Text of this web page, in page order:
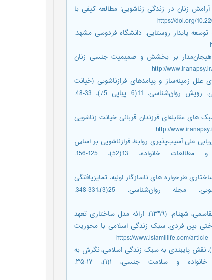
باستانی، سوسن. (1394). تجربه احساس آرامش زنان در زندگی زناشویی: مطالعه کیفی با
زن و توسعه پایدار روستایی. دانشگاه فردوسی مشهد.
(1403). اثربخشی زوج‌درمانی هیجان‌مدار بر بخشش و صمیمیت جنسی زنان
اعظم. الهیاری، وحید. پرویزی، فردین. (1401). واکاوی علل زمینه‌ساز و پیامدهای فرازناشویی (خیانت
زناشویی) از دیدگاه جوانان متأهل شهر کرمانشاه: یک مطالعه زمینه‌ایی. رویش ‌روان‌شناسی، 11(6 پیاپی 75)، 33-48.
(1403). بازنمایی رفتارها و سبک های مقابله‌ای فرزندان قربانی خیانت زناشویی
خادمی، علی. بخشی‌پور، عباس. علیوندوفا، مرضیه. (1400). مدل‌یابی علی آسیب‌پذیری روابط فرازناشویی بر اساس
طرحواره‌های هیجانی با میانجی‌گری عملکرد جنسی. زن و مطالعات خانواده، 13(52)، 125-156.
علی پور، صفر. (1400). بررسی رابطه ساختاری طرحواره های ناسازگار اولیه، تمایزیافتگی
خود و عملکرد جنسی با تمایل به روابط فرازناشویی. مجله ‌روان‌شناسی. 25(3)،331-348.
قاسمی ورنیاب، بهناز. رحمانی، محمد علی. زربخش بحری، محمدرضا. ابوالقاسمی، شهنام. (۱۳۹۹). ارائه مدل ساختاری تعهد
بین فردی. سبک زندگی اسلامی با محوریت
قاسمی، نظام الدین. زارعی، محمد حسین. آیتی، مائده. ارتضایی، بهناز. (۱۳۹۹). نقش پایبندی به سبک زندگی اسلامی، نگرش به
خیانت و نیاز به صمیمیت در پیش بینی تعهد زناشویی. خانواده و سلامت جنسی، ۱(۱)، ۱۷-۳۵.